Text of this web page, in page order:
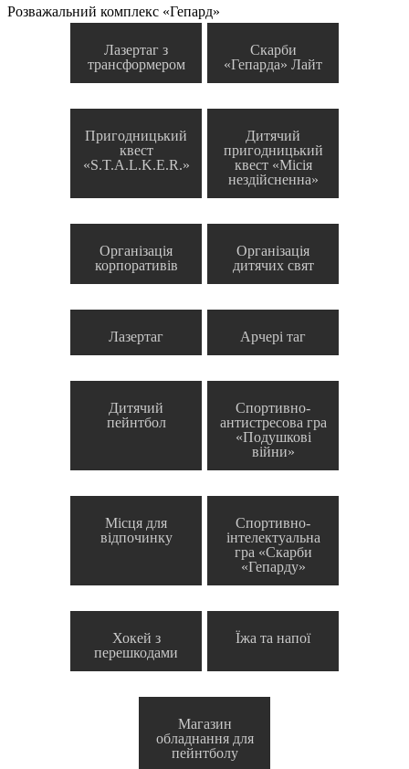
Розважальний комплекс «Гепард»
Лазертаг з
трансформером
Скарби
«Гепарда» Лайт
Пригодницький
квест
«S.T.A.L.K.E.R.»
Дитячий
пригодницький
квест «Місія
нездійсненна»
Організація
корпоративів
Організація
дитячих свят
Лазертаг Арчері таг
Дитячий
пейнтбол
Спортивно-
антистресова гра
«Подушкові
війни»
Місця для
відпочинку
Спортивно-
інтелектуальна
гра «Скарби
«Гепарду»
Хокей з
перешкодами
Їжа та напої
Магазин
обладнання для
пейнтболу